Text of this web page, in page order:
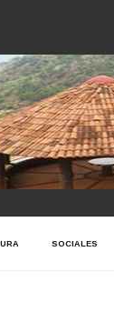
SOCIALES